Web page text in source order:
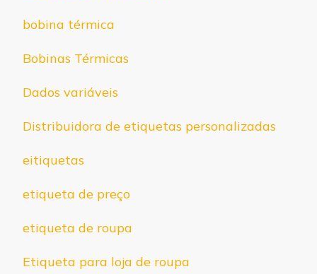
bobina térmica
Bobinas Térmicas
Dados variáveis
Distribuidora de etiquetas personalizadas
eitiquetas
etiqueta de preço
etiqueta de roupa
Etiqueta para loja de roupa